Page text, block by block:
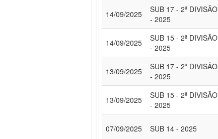
14/09/2025
SUB 17 - 2ª DIVISÃO
- 2025
14/09/2025
SUB 15 - 2ª DIVISÃO
- 2025
13/09/2025
SUB 17 - 2ª DIVISÃO
- 2025
13/09/2025
SUB 15 - 2ª DIVISÃO
- 2025
07/09/2025 SUB 14 - 2025